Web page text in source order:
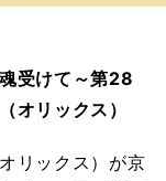
受けて～第28
オリックス）
リックス）が京